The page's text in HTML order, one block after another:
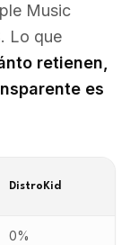
Music
Lo que
retienen,
es
DistroKid
0%